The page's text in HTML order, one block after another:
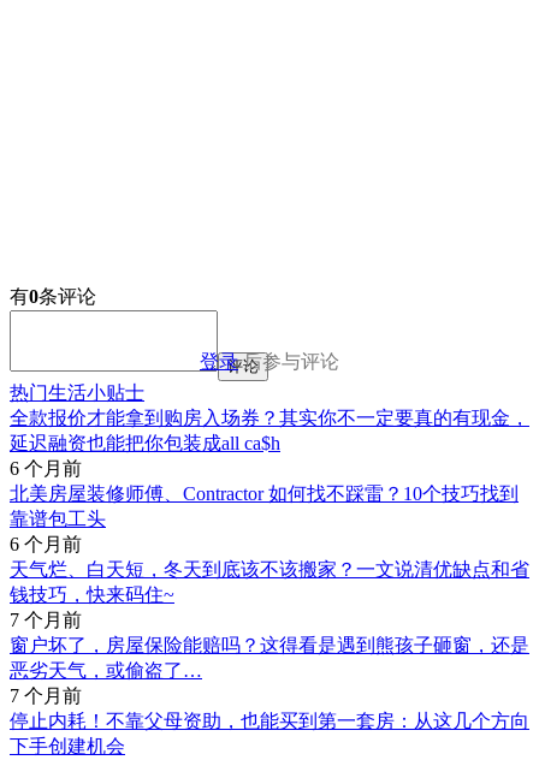
有0条评论
登录后参与评论
评论
热门生活小贴士
全款报价才能拿到购房入场券？其实你不一定要真的有现金，
延迟融资也能把你包装成all ca$h
6 个月前
北美房屋装修师傅、Contractor 如何找不踩雷？10个技巧找到
靠谱包工头
6 个月前
天气烂、白天短，冬天到底该不该搬家？一文说清优缺点和省
钱技巧，快来码住~
7 个月前
窗户坏了，房屋保险能赔吗？这得看是遇到熊孩子砸窗，还是
恶劣天气，或偷盗了…
7 个月前
停止内耗！不靠父母资助，也能买到第一套房：从这几个方向
下手创建机会